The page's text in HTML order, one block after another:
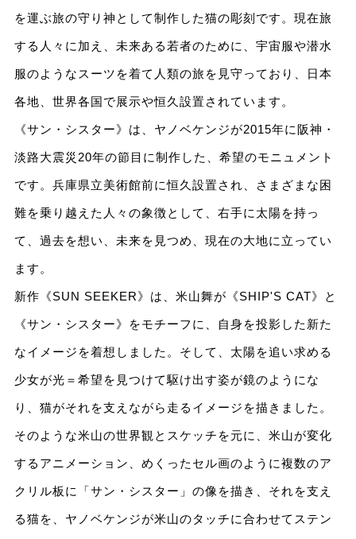
を運ぶ旅の守り神として制作した猫の彫刻です。現在旅
する人々に加え、未来ある若者のために、宇宙服や潜水
服のようなスーツを着て人類の旅を見守っており、日本
各地、世界各国で展示や恒久設置されています。
《サン・シスター》は、ヤノベケンジが2015年に阪神・
淡路大震災20年の節目に制作した、希望のモニュメント
です。兵庫県立美術館前に恒久設置され、さまざまな困
難を乗り越えた人々の象徴として、右手に太陽を持っ
て、過去を想い、未来を見つめ、現在の大地に立ってい
ます。
新作《SUN SEEKER》は、米山舞が《SHIP'S CAT》と
《サン・シスター》をモチーフに、自身を投影した新た
なイメージを着想しました。そして、太陽を追い求める
少女が光＝希望を見つけて駆け出す姿が鏡のようにな
り、猫がそれを支えながら走るイメージを描きました。
そのような米山の世界観とスケッチを元に、米山が変化
するアニメーション、めくったセル画のように複数のア
クリル板に「サン・シスター」の像を描き、それを支え
る猫を、ヤノベケンジが米山のタッチに合わせてステン